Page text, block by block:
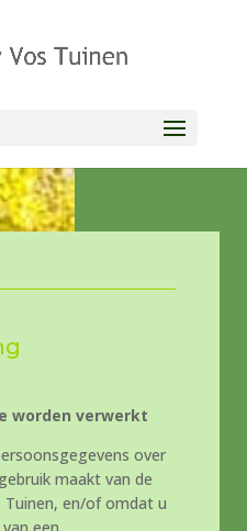
worden verwerkt
over
maakt van de
Tuinen, en/of omdat u